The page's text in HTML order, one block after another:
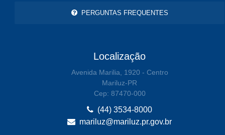
PERGUNTAS FREQUENTES
Localização
Avenida Marilia, 1920 - Centro
Mariluz-PR
Cep: 87470-000
(44) 3534-8000
mariluz@mariluz.pr.gov.br